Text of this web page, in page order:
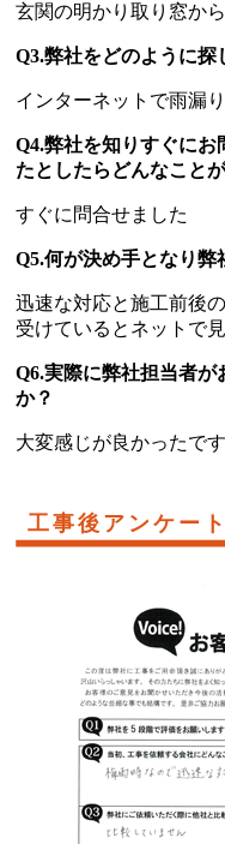
玄関の明かり取り窓か
Q3.弊社をどのように探
インターネットで雨漏
Q4.弊社を知りすぐに
たとしたらどんなこと
すぐに問合せました
Q5.何が決め手となり弊
迅速な対応と施工前後
受けているとネットで
Q6.実際に弊社担当者が
か？
大変感じが良かったです
工事後アンケート